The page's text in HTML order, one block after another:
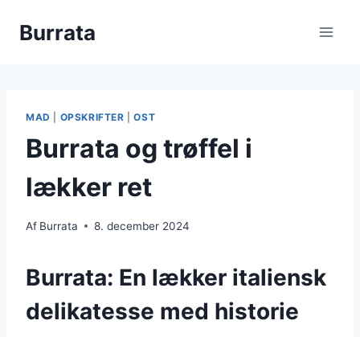
Burrata
MAD OPSKRIFTER |OST
Burrata og trøffel i
lækker ret
Af Burrata 8. december 2024
Burrata: En lækker italiensk
delikatesse med historie